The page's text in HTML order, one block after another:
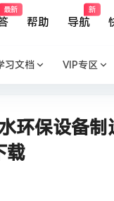
最新
帮助 导航
新
习文档 VIP专区
环保设备
载